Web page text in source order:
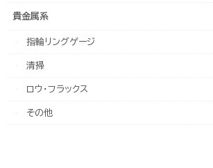
貴金属系
指輪リングゲージ
清掃
ロウ・フラックス
その他